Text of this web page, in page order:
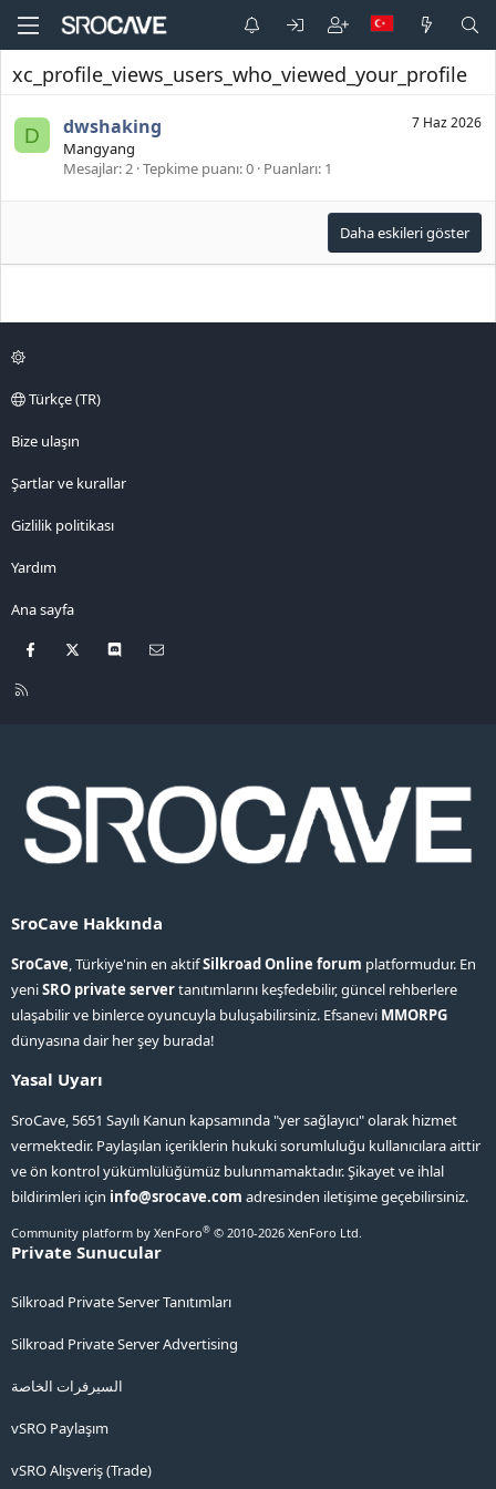
xc_profile_views_users_who_viewed_your_profile
D
7 Haz 2026
dwshaking
Mangyang
Mesajlar 2 Tepkime puanı 0 Puanları 1
Daha eskileri göster
Türkçe (TR)
Bize ulaşın
Şartlar ve kurallar
Gizlilik politikası
Yardım
Ana sayfa
Facebook Discord
R
SroCave Hakkında
SroCave, Türkiye'nin en aktifSilkroad Online forum platformudur. En
yeniSRO private servertanıtımlarını keşfedebilir, güncel rehberlere
ulaşabilir ve binlerce oyuncuyla buluşabilirsiniz. Efsanevi MMORPG
dünyasına dair her şey burada!
Yasal Uyarı
SroCave, 5651 Sayılı Kanun kapsamında "yer sağlayıcı" olarak hizmet
vermektedir. Paylaşılan içeriklerin hukuki sorumluluğu kullanıcılara aittir
ve ön kontrol yükümlülüğümüz bulunmamaktadır. Şikayet ve ihlal
bildirimleri için info@srocave.com adresinden iletişime geçebilirsiniz.
Community platform by XenForo® © 2010-2026 XenForo Ltd.
Private Sunucular
Silkroad Private Server Tanıtımları
Silkroad Private Server Advertising
السيرفرات الخاصة
vSRO Paylaşım
vSRO Alışveriş (Trade)